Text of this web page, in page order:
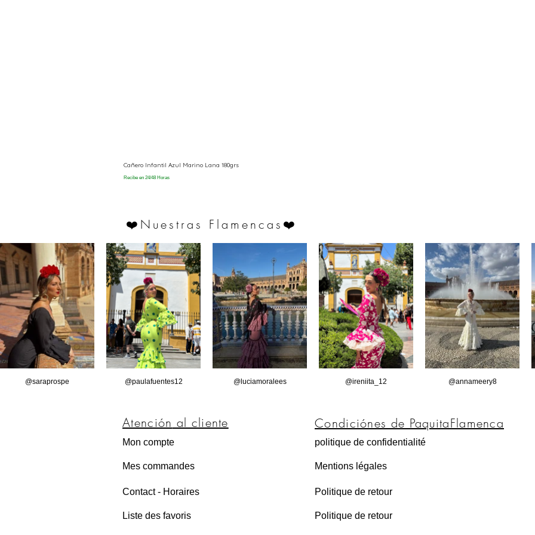
Cañero Infantil Azul Marino Lana 180grs
Recibe en 24/48 Horas
❤️ Nuestras Flamencas ❤️
@saraprospe @paulafuentes12 @luciamoralees @ireniita_12 @annameery8
Atención al cliente
Mon compte
Mes commandes
Contact - Horaires
Liste des favoris
Condiciónes de PaquitaFlamenca
politique de confidentialité
Mentions légales
Politique de retour
Politique de retour